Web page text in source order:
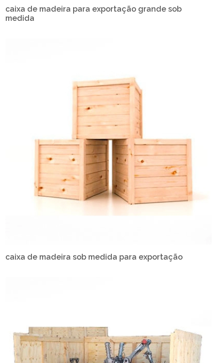
caixa de madeira para exportação grande sob
medida
caixa de madeira sob medida para exportação